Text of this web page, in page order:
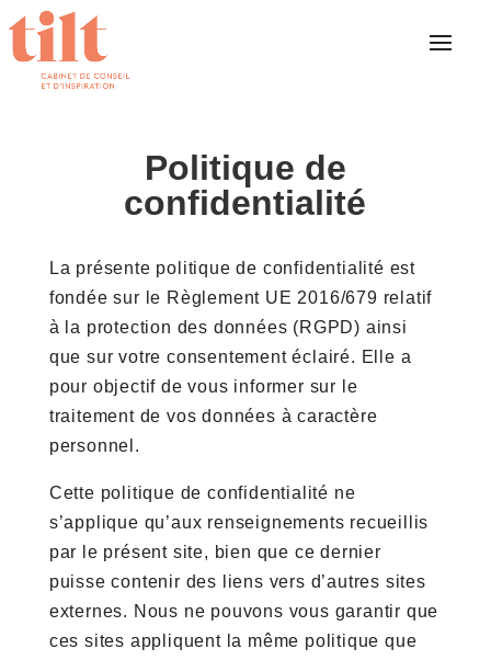
Politique de
confidentialité
La présente politique de confidentialité est
fondée sur le Règlement UE 2016/679 relatif
à la protection des données (RGPD) ainsi
que sur votre consentement éclairé. Elle a
pour objectif de vous informer sur le
traitement de vos données à caractère
personnel.
Cette politique de confidentialité ne
s’applique qu’aux renseignements recueillis
par le présent site, bien que ce dernier
puisse contenir des liens vers d’autres sites
externes. Nous ne pouvons vous garantir que
ces sites appliquent la même politique que